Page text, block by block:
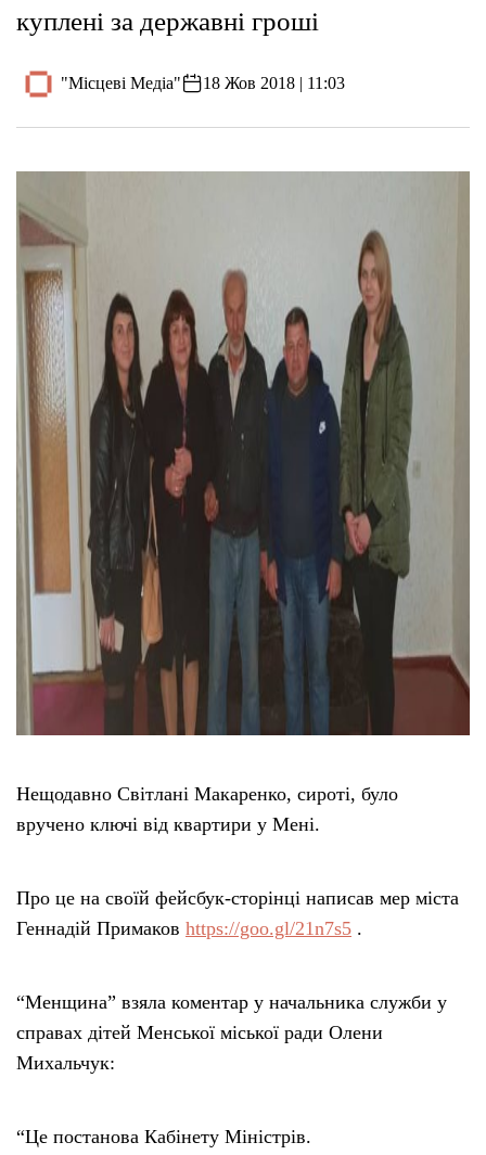
куплені за державні гроші
"Місцеві Медіа" 18 Жов 2018 | 11:03
Нещодавно Світлані Макаренко, сироті, було
вручено ключі від квартири у Мені.
Про це на своїй фейсбук-сторінці написав мер міста
Геннадій Примаков https://goo.gl/21n7s5 .
“Менщина” взяла коментар у начальника служби у
справах дітей Менської міської ради Олени
Михальчук:
“Це постанова Кабінету Міністрів.